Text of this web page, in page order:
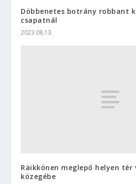
Döbbenetes botrány robbant
csapatnál
2023.08.13.
Räikkönen meglepő helyen tér
közegébe